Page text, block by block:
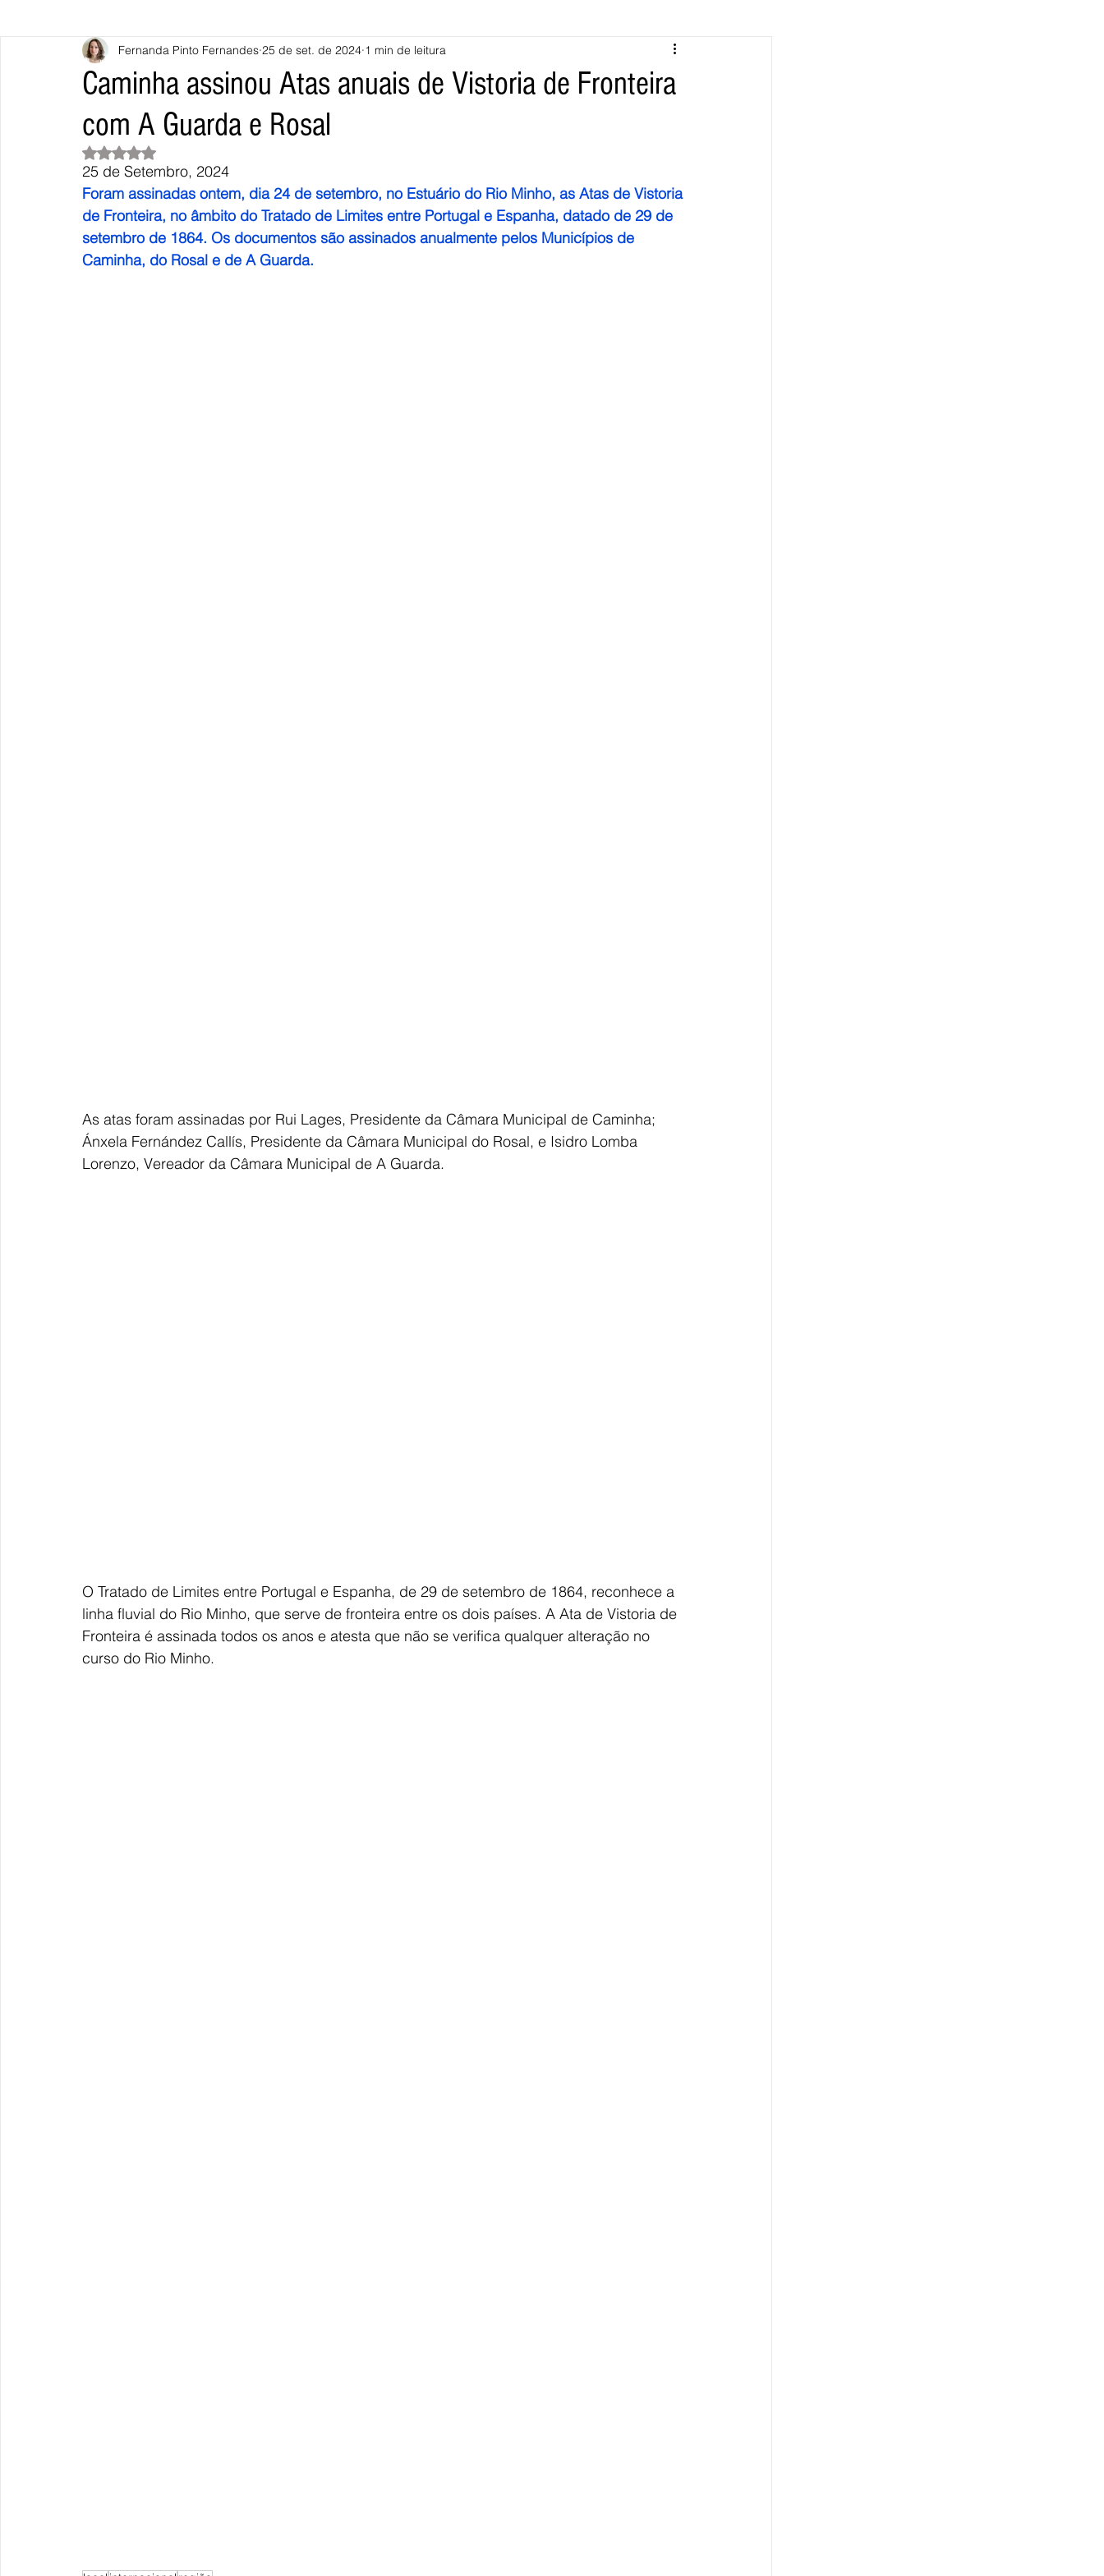
Vila Nova de Cerveira Monção Valença Melgaço
Terras de Bouro Póvoa de Lanhoso Vieira do Minho
Caminha assinou Atas anuais de Vistoria de Fronteira
com A Guarda e Rosal
Fernanda Pinto Fernandes 25 de set. de 2024 1 min de leitura
Avaliado com NaN de 5 estrelas.
25 de Setembro, 2024
Foram assinadas ontem, dia 24 de setembro, no Estuário do Rio Minho, as Atas de Vistoria
de Fronteira, no âmbito do Tratado de Limites entre Portugal e Espanha, datado de 29 de
setembro de 1864. Os documentos são assinados anualmente pelos Municípios de
Caminha, do Rosal e de A Guarda.
As atas foram assinadas por Rui Lages, Presidente da Câmara Municipal de Caminha;
Ánxela Fernández Callís, Presidente da Câmara Municipal do Rosal, e Isidro Lomba
Lorenzo, Vereador da Câmara Municipal de A Guarda.
O Tratado de Limites entre Portugal e Espanha, de 29 de setembro de 1864, reconhece a
linha fluvial do Rio Minho, que serve de fronteira entre os dois países. A Ata de Vistoria de
Fronteira é assinada todos os anos e atesta que não se verifica qualquer alteração no
curso do Rio Minho.